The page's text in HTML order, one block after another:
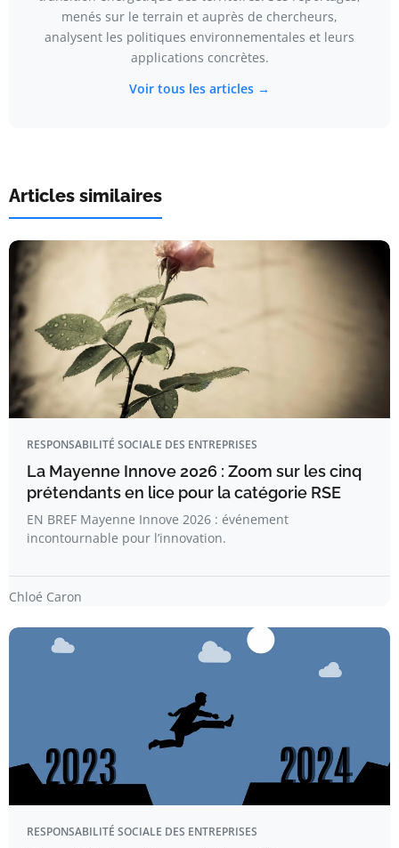
menés sur le terrain et auprès de chercheurs,
analysent les politiques environnementales et leurs
applications concrètes.
Voir tous les articles →
Articles similaires
RESPONSABILITÉ SOCIALE DES ENTREPRISES
La Mayenne Innove 2026 : Zoom sur les cinq
prétendants en lice pour la catégorie RSE
EN BREF Mayenne Innove 2026 : événement
incontournable pour l’innovation.
Chloé Caron
RESPONSABILITÉ SOCIALE DES ENTREPRISES